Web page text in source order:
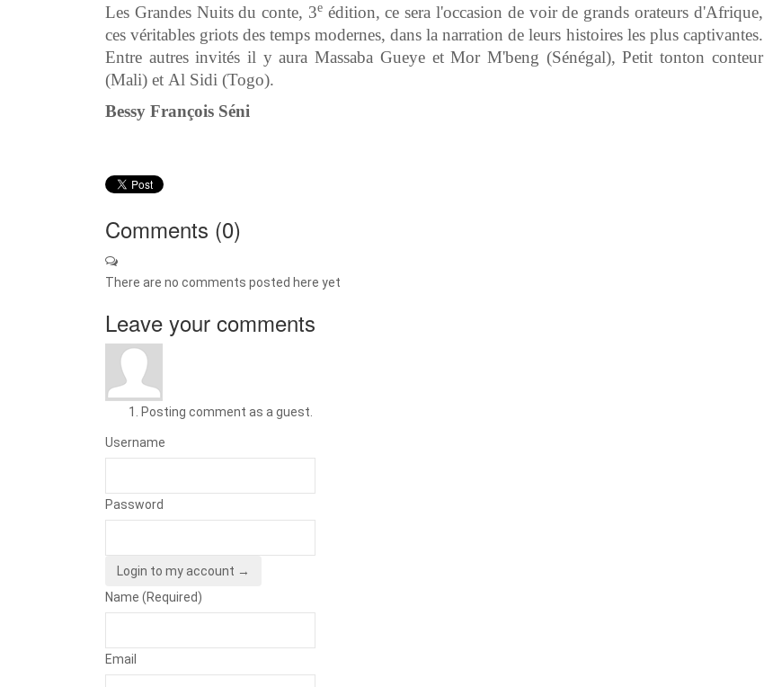
Les Grandes Nuits du conte, 3eédition, ce sera l'occasion de voir de grands orateurs d'Afrique,
ces véritables griots des temps modernes, dans la narration de leurs histoires les plus captivantes.
Entre autres invités il y aura Massaba Gueye et Mor M'beng (Sénégal), Petit tonton conteur
(Mali) et Al Sidi (Togo).
Bessy François Séni
Comments (0)
There are no comments posted here yet
Leave your comments
Posting comment as a guest.
Username
Password
Login to my account →
Name (Required)
Email